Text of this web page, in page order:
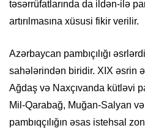
təsərrüfatlarında da ildən-ilə
artırılmasına xüsusi fikir verilir.
Azərbaycan pambıçılığı
sahələrindən biridir. XIX əsrin
Ağdaş və Naxçıvanda kütləvi
Mil-Qarabağ, Muğan-Salyan
pambıqçılığın əsas istehsal